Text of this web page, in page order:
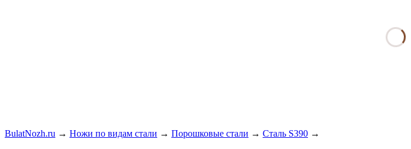
BulatNozh.ru → Ножи по видам стали → Порошковые стали → Сталь S390 →